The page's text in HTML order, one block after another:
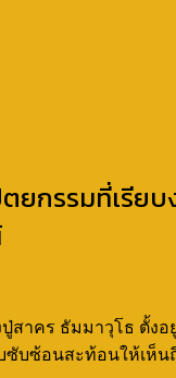
กรรมที่เรียบ
สาคร ธัมมาวุโธ ตั้ง
ซับซ้อนสะท้อนให้เห็